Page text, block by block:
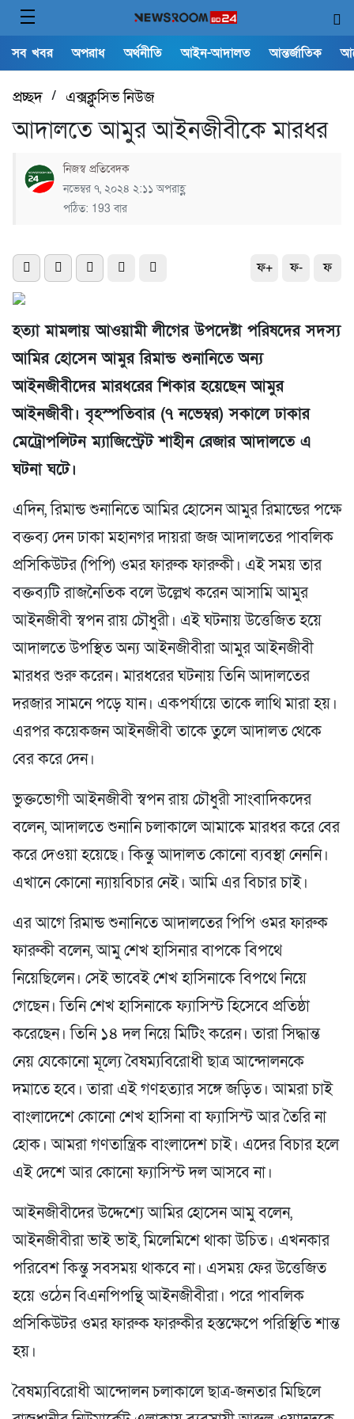
সব খবর অপরাধ অর্থনীতি আইন-আদালত আন্তর্জাতিক
প্রচ্ছদ/ এক্সক্লুসিভ নিউজ
আদালতে আমুর আইনজীবীকে মারধর
নিজস্ব প্রতিবেদক
নভেম্বর ৭, ২০২৪ ২:১১ অপরাহ্ণ
পঠিত: 193 বার
ফ+ ফ- ফ
হত্যা মামলায় আওয়ামী লীগের উপদেষ্টা পরিষদের সদস্য
আমির হোসেন আমুর রিমান্ড শুনানিতে অন্য
আইনজীবীদের মারধরের শিকার হয়েছেন আমুর
আইনজীবী। বৃহস্পতিবার (৭ নভেম্বর) সকালে ঢাকার
মেট্রোপলিটন ম্যাজিস্ট্রেট শাহীন রেজার আদালতে এ
ঘটনা ঘটে।
এদিন, রিমান্ড শুনানিতে আমির হোসেন আমুর রিমান্ডের পক্ষে
বক্তব্য দেন ঢাকা মহানগর দায়রা জজ আদালতের পাবলিক
প্রসিকিউটর (পিপি) ওমর ফারুক ফারুকী। এই সময় তার
বক্তব্যটি রাজনৈতিক বলে উল্লেখ করেন আসামি আমুর
আইনজীবী স্বপন রায় চৌধুরী। এই ঘটনায় উত্তেজিত হয়ে
আদালতে উপস্থিত অন্য আইনজীবীরা আমুর আইনজীবী
মারধর শুরু করেন। মারধরের ঘটনায় তিনি আদালতের
দরজার সামনে পড়ে যান। একপর্যায়ে তাকে লাথি মারা হয়।
এরপর কয়েকজন আইনজীবী তাকে তুলে আদালত থেকে
বের করে দেন।
ভুক্তভোগী আইনজীবী স্বপন রায় চৌধুরী সাংবাদিকদের
বলেন, আদালতে শুনানি চলাকালে আমাকে মারধর করে বের
করে দেওয়া হয়েছে। কিন্তু আদালত কোনো ব্যবস্থা নেননি।
এখানে কোনো ন্যায়বিচার নেই। আমি এর বিচার চাই।
এর আগে রিমান্ড শুনানিতে আদালতের পিপি ওমর ফারুক
ফারুকী বলেন, আমু শেখ হাসিনার বাপকে বিপথে
নিয়েছিলেন। সেই ভাবেই শেখ হাসিনাকে বিপথে নিয়ে
গেছেন। তিনি শেখ হাসিনাকে ফ্যাসিস্ট হিসেবে প্রতিষ্ঠা
করেছেন। তিনি ১৪ দল নিয়ে মিটিং করেন। তারা সিদ্ধান্ত
নেয় যেকোনো মূল্যে বৈষম্যবিরোধী ছাত্র আন্দোলনকে
দমাতে হবে। তারা এই গণহত্যার সঙ্গে জড়িত। আমরা চাই
বাংলাদেশে কোনো শেখ হাসিনা বা ফ্যাসিস্ট আর তৈরি না
হোক। আমরা গণতান্ত্রিক বাংলাদেশ চাই। এদের বিচার হলে
এই দেশে আর কোনো ফ্যাসিস্ট দল আসবে না।
আইনজীবীদের উদ্দেশ্যে আমির হোসেন আমু বলেন,
আইনজীবীরা ভাই ভাই, মিলেমিশে থাকা উচিত। এখনকার
পরিবেশ কিন্তু সবসময় থাকবে না। এসময় ফের উত্তেজিত
হয়ে ওঠেন বিএনপিপন্থি আইনজীবীরা। পরে পাবলিক
প্রসিকিউটর ওমর ফারুক ফারুকীর হস্তক্ষেপে পরিস্থিতি শান্ত
হয়।
বৈষম্যবিরোধী আন্দোলন চলাকালে ছাত্র-জনতার মিছিলে